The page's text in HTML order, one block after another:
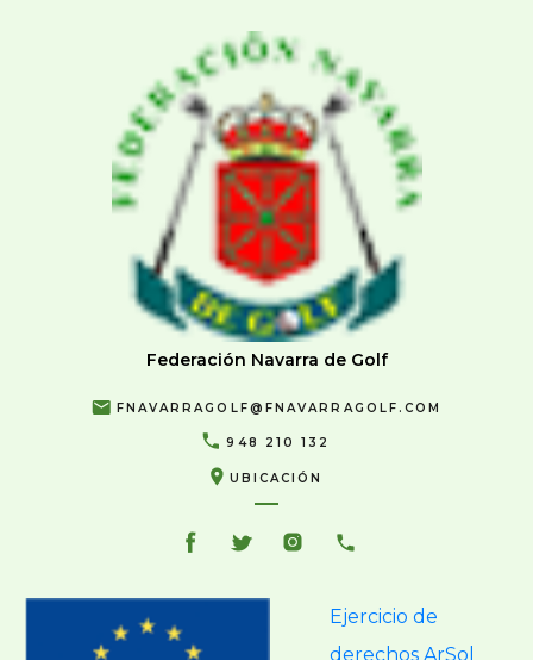
Federación Navarra de Golf
FNAVARRAGOLF@FNAVARRAGOLF.COM
948 210 132
UBICACIÓN
Ejercicio de
derechos ArSol